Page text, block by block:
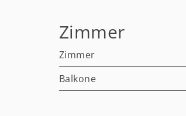
Zimmer
Zimmer
Balkone